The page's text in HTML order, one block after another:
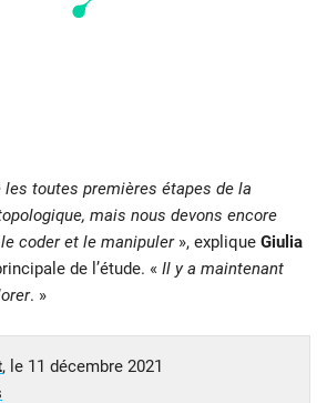
les toutes premières étapes de la
mais nous devons encore
coder et le manipuler», explique Giulia
de l’étude. « Il y a maintenant
. »
, le 11 décembre 2021